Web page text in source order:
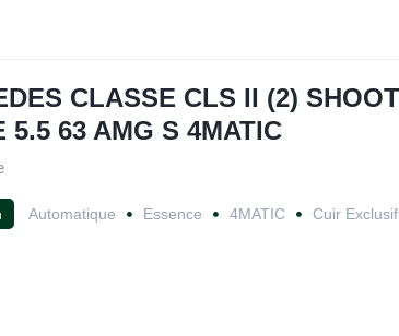
CLASSE CLS II (2)
5.5 63 AMG S 4MATIC
Automatique Essence 4MATIC Cuir